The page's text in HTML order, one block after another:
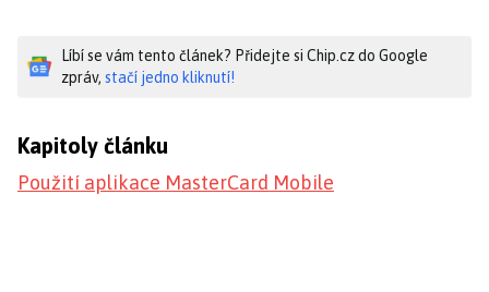
Líbí se vám tento článek? Přidejte si Chip.cz do Google
zpráv, stačí jedno kliknutí!
Kapitoly článku
Použití aplikace MasterCard Mobile